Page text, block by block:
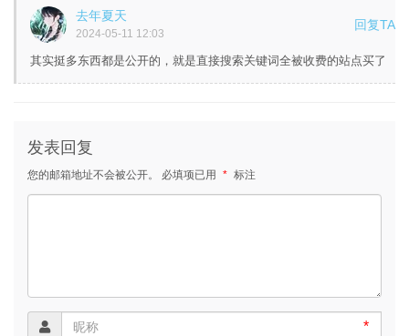
去年夏天
2024-05-11 12:03
回复TA
其实挺多东西都是公开的，就是直接搜索关键词全被收费的站点买了
发表回复
您的邮箱地址不会被公开。 必填项已用 * 标注
*